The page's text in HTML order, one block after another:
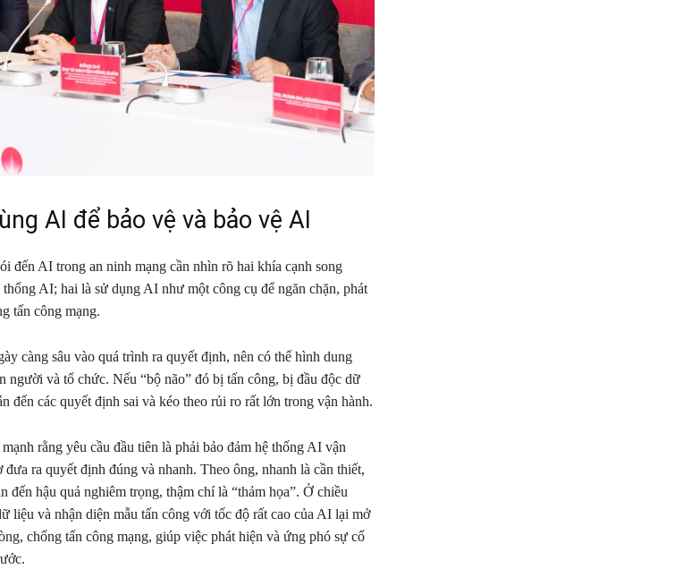
AI để bảo vệ và bảo vệ AI
đến AI trong an ninh mạng cần nhìn rõ hai khía cạnh song
AI; hai là sử dụng AI như một công cụ để ngăn chặn, phát
tấn công mạng.
càng sâu vào quá trình ra quyết định, nên có thể hình dung
người và tổ chức. Nếu “bộ não” đó bị tấn công, bị đầu độc dữ
đến các quyết định sai và kéo theo rủi ro rất lớn trong vận hành.
rằng yêu cầu đầu tiên là phải bảo đảm hệ thống AI vận
ra quyết định đúng và nhanh. Theo ông, nhanh là cần thiết,
đến hậu quả nghiêm trọng, thậm chí là “thảm họa”. Ở chiều
liệu và nhận diện mẫu tấn công với tốc độ rất cao của AI lại mở
chống tấn công mạng, giúp việc phát hiện và ứng phó sự cố